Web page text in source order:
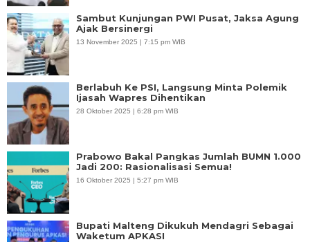
Sambut Kunjungan PWI Pusat, Jaksa Agung
Ajak Bersinergi
13 November 2025 | 7:15 pm WIB
Berlabuh Ke PSI, Langsung Minta Polemik
Ijasah Wapres Dihentikan
28 Oktober 2025 | 6:28 pm WIB
Prabowo Bakal Pangkas Jumlah BUMN 1.000
Jadi 200: Rasionalisasi Semua!
16 Oktober 2025 | 5:27 pm WIB
Bupati Malteng Dikukuh Mendagri Sebagai
Waketum APKASI